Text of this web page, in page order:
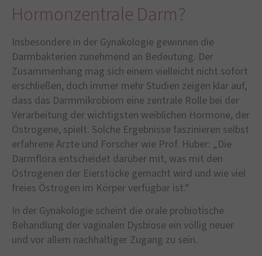
Hormonzentrale Darm?
Insbesondere in der Gynäkologie gewinnen die
Darmbakterien zunehmend an Bedeutung. Der
Zusammenhang mag sich einem vielleicht nicht sofort
erschließen, doch immer mehr Studien zeigen klar auf,
dass das Darmmikrobiom eine zentrale Rolle bei der
Verarbeitung der wichtigsten weiblichen Hormone, der
Östrogene, spielt. Solche Ergebnisse faszinieren selbst
erfahrene Ärzte und Forscher wie Prof. Huber: „Die
Darmflora entscheidet darüber mit, was mit den
Östrogenen der Eierstöcke gemacht wird und wie viel
freies Östrogen im Körper verfügbar ist.“
In der Gynäkologie scheint die orale probiotische
Behandlung der vaginalen Dysbiose ein völlig neuer
und vor allem nachhaltiger Zugang zu sein.